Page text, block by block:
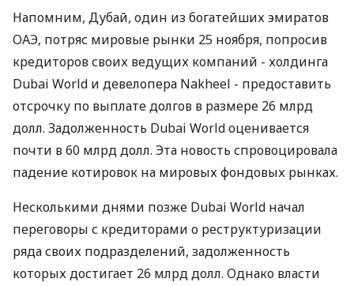
Напомним, Дубай, один из богатейших эмиратов
ОАЭ, потряс мировые рынки 25 ноября, попросив
кредиторов своих ведущих компаний - холдинга
Dubai World и девелопера Nakheel - предоставить
отсрочку по выплате долгов в размере 26 млрд
долл. Задолженность Dubai World оценивается
почти в 60 млрд долл. Эта новость спровоцировала
падение котировок на мировых фондовых рынках.
Несколькими днями позже Dubai World начал
переговоры с кредиторами о реструктуризации
ряда своих подразделений, задолженность
которых достигает 26 млрд долл. Однако власти